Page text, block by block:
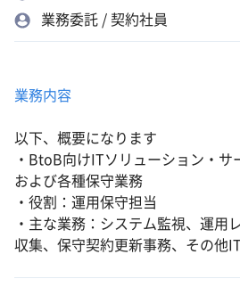
業務委託 / 契約社員
業務内容
以下、概要になります
・BtoB向けITソリューション・サ
および各種保守業務
・役割：運用保守担当
・主な業務：システム監視、運用
収集、保守契約更新事務、その他